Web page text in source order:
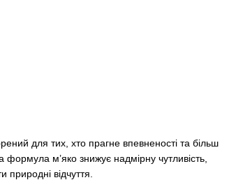
для тих, хто прагне впевненості та більш
м’яко знижує надмірну чутливість,
природні відчуття.